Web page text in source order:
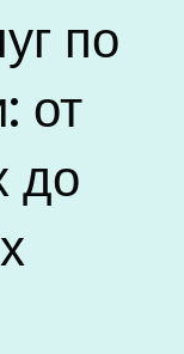
по
от
до